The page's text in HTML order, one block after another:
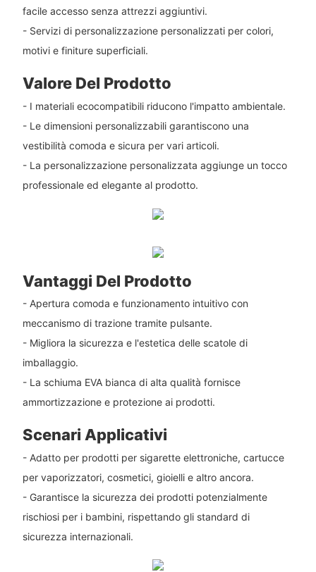
facile accesso senza attrezzi aggiuntivi.
- Servizi di personalizzazione personalizzati per colori,
motivi e finiture superficiali.
Valore Del Prodotto
- I materiali ecocompatibili riducono l'impatto ambientale.
- Le dimensioni personalizzabili garantiscono una
vestibilità comoda e sicura per vari articoli.
- La personalizzazione personalizzata aggiunge un tocco
professionale ed elegante al prodotto.
Vantaggi Del Prodotto
- Apertura comoda e funzionamento intuitivo con
meccanismo di trazione tramite pulsante.
- Migliora la sicurezza e l'estetica delle scatole di
imballaggio.
- La schiuma EVA bianca di alta qualità fornisce
ammortizzazione e protezione ai prodotti.
Scenari Applicativi
- Adatto per prodotti per sigarette elettroniche, cartucce
per vaporizzatori, cosmetici, gioielli e altro ancora.
- Garantisce la sicurezza dei prodotti potenzialmente
rischiosi per i bambini, rispettando gli standard di
sicurezza internazionali.